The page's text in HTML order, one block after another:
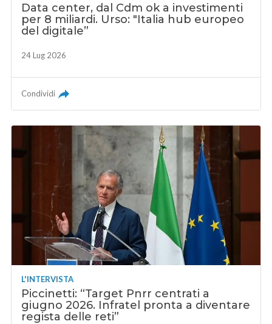
Data center, dal Cdm ok a investimenti
per 8 miliardi. Urso: "Italia hub europeo
del digitale”
24 Lug 2026
Condividi
L'INTERVISTA
Piccinetti: “Target Pnrr centrati a
giugno 2026. Infratel pronta a diventare
regista delle reti”